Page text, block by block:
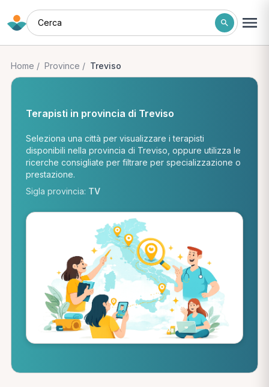
Cerca
Home / Province / Treviso
Terapisti in provincia di Treviso
Seleziona una città per visualizzare i terapisti
disponibili nella provincia di Treviso, oppure utilizza le
ricerche consigliate per filtrare per specializzazione o
prestazione.
Sigla provincia: TV